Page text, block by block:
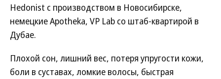
Hedonist с производством в Новосибирске,
немецкие Apotheka, VP Lab со штаб-квартирой в
Дубае.
Плохой сон, лишний вес, потеря упругости кожи,
боли в суставах, ломкие волосы, быстрая